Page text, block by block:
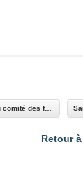
Senez Belle réussite pour le loto du comité des fêtes
Retour